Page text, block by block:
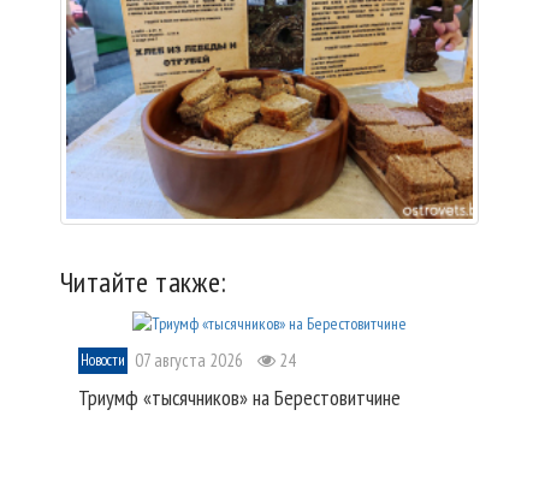
Читайте также:
Новости 07 августа 2026 24
Триумф «тысячников» на Берестовитчине